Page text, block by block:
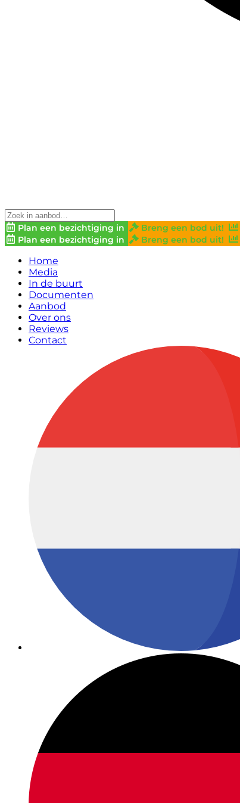
Plan een bezichtiging in Breng een bod uit!
Plan een bezichtiging in
Breng een bod uit!
Home
Media
In de buurt
Documenten
Aanbod
Over ons
Reviews
Contact